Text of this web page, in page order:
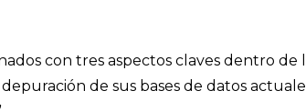
con tres aspectos claves dentro de
de sus bases de datos